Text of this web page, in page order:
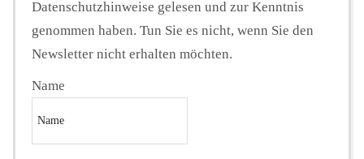
Datenschutzhinweise gelesen und zur Kenntnis
genommen haben. Tun Sie es nicht, wenn Sie den
Newsletter nicht erhalten möchten.
Name